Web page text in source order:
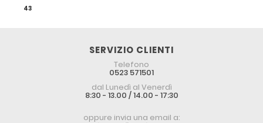
43
SERVIZIO CLIENTI
Telefono
0523 571501
dal Lunedì al Venerdì
8:30 - 13.00 / 14.00 - 17:30
oppure invia una email a: